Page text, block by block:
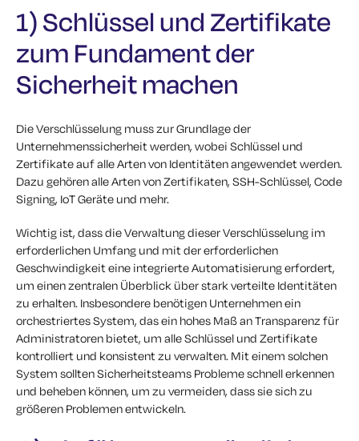
1) Schlüssel und Zertifikate
zum Fundament der
Sicherheit machen
Die Verschlüsselung muss zur Grundlage der
Unternehmenssicherheit werden, wobei Schlüssel und
Zertifikate auf alle Arten von Identitäten angewendet werden.
Dazu gehören alle Arten von Zertifikaten, SSH-Schlüssel, Code
Signing, IoT Geräte und mehr.
Wichtig ist, dass die Verwaltung dieser Verschlüsselung im
erforderlichen Umfang und mit der erforderlichen
Geschwindigkeit eine integrierte Automatisierung erfordert,
um einen zentralen Überblick über stark verteilte Identitäten
zu erhalten. Insbesondere benötigen Unternehmen ein
orchestriertes System, das ein hohes Maß an Transparenz für
Administratoren bietet, um alle Schlüssel und Zertifikate
kontrolliert und konsistent zu verwalten. Mit einem solchen
System sollten Sicherheitsteams Probleme schnell erkennen
und beheben können, um zu vermeiden, dass sie sich zu
größeren Problemen entwickeln.